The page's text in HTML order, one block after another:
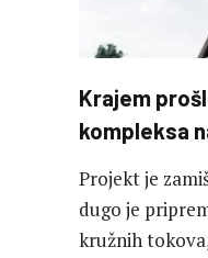
Krajem
kompleksa
Projekt je
dugo je
kružnih